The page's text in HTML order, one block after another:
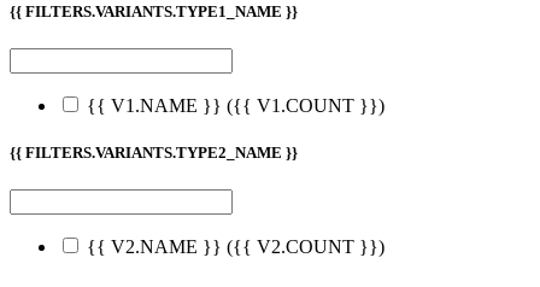
{{ FILTERS.VARIANTS.TYPE1_NAME }}
{{ V1.NAME }} ({{ V1.COUNT }})
{{ FILTERS.VARIANTS.TYPE2_NAME }}
{{ V2.NAME }} ({{ V2.COUNT }})